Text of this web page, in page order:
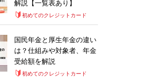
解説【一覧表あり】
初めてのクレジットカード
国民年金と厚生年金の違い
は？仕組みや対象者、年金
受給額を解説
初めてのクレジットカード